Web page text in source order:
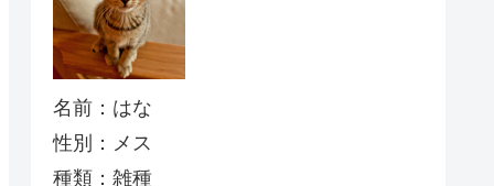
名前：はな
性別：メス
種類：雑種